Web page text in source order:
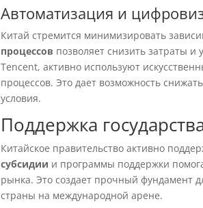
Автоматизация и
Китай стремится минимизировать
процессов позволяет снизить затраты и
Tencent, активно используют
процессов. Это дает возможность
условия.
Поддержка
Китайское правительство активно
субсидии и программы поддержки
рынка. Это создает прочный фундамент
страны на международной арене.